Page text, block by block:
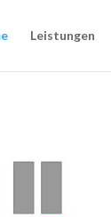
Leistungen